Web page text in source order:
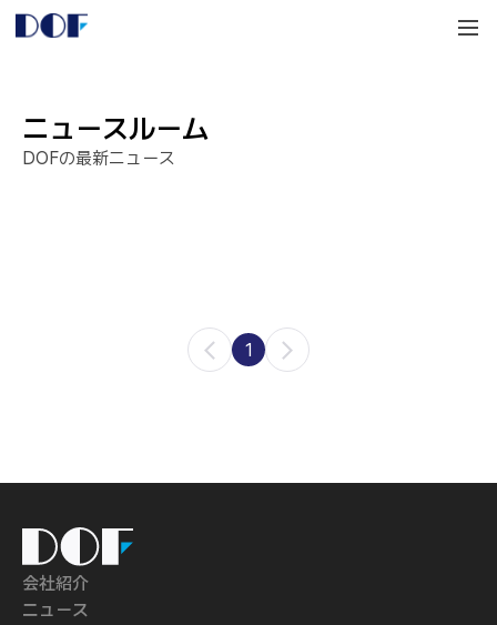
DOF
Navigation
ニュースルーム
DOFの最新ニュース
1
Inc.
会社紹介
ニュース